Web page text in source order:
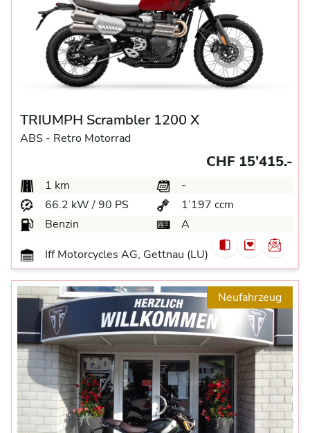
TRIUMPH Scrambler 1200 X
ABS - Retro Motorrad
CHF 15’415.-
1 km
-
66.2 kW / 90 PS
1’197 ccm
Benzin
A
Iff Motorcycles AG, Gettnau (LU)
Neufahrzeug